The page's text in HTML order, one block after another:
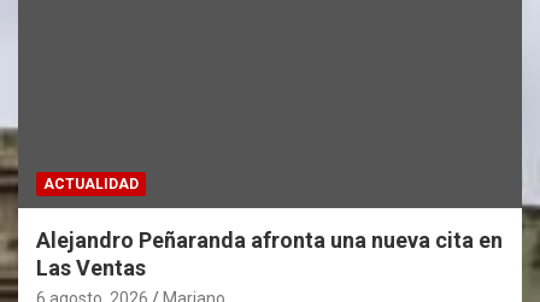
ACTUALIDAD
Alejandro Peñaranda afronta una nueva cita en
Las Ventas